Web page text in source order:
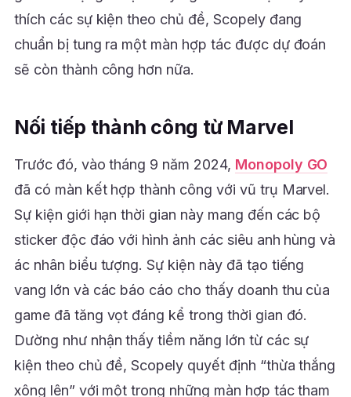
thích các sự kiện theo chủ đề, Scopely đang
chuẩn bị tung ra một màn hợp tác được dự đoán
sẽ còn thành công hơn nữa.
Nối tiếp thành công từ Marvel
Trước đó, vào tháng 9 năm 2024, Monopoly GO
đã có màn kết hợp thành công với vũ trụ Marvel.
Sự kiện giới hạn thời gian này mang đến các bộ
sticker độc đáo với hình ảnh các siêu anh hùng và
ác nhân biểu tượng. Sự kiện này đã tạo tiếng
vang lớn và các báo cáo cho thấy doanh thu của
game đã tăng vọt đáng kể trong thời gian đó.
Dường như nhận thấy tiềm năng lớn từ các sự
kiện theo chủ đề, Scopely quyết định “thừa thắng
xông lên” với một trong những màn hợp tác tham